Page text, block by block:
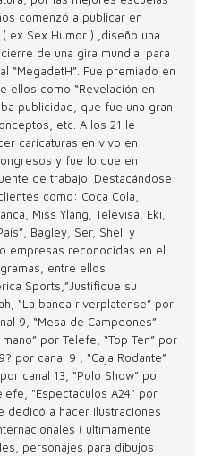
comenzó a publicar en
ex Sex Humor ) ,diseño una
de una gira mundial para
“MegadetH”. Fue premiado en
ellos como “Revelación en
publicidad, que fue una gran
etc. A los 21 le
caricaturas en vivo en
y fue lo que en
de trabajo. Destacándose
como: Coca Cola,
Miss Ylang, Televisa, Eki,
Bagley, Ser, Shell y
empresas reconocidas en el
entre ellos
Sports,”Justifique su
“La banda riverplatense” por
9, “Mesa de Campeones”
por Telefe, “Top Ten” por
por canal 9 , “Caja Rodante”
canal 13, “Polo Show” por
"Espectaculos A24" por
dedicó a hacer ilustraciones
( últimamente
personajes para dibujos